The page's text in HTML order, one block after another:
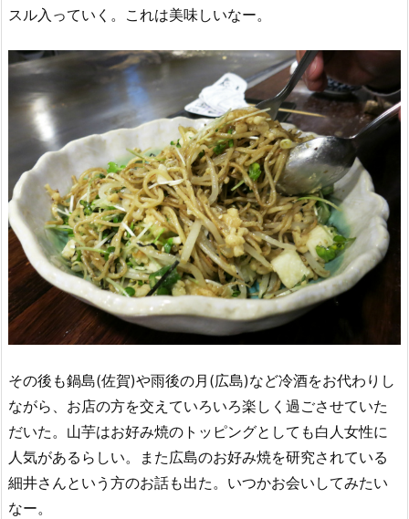
スル入っていく。これは美味しいなー。
その後も鍋島(佐賀)や雨後の月(広島)など冷酒をお代わりし
ながら、お店の方を交えていろいろ楽しく過ごさせていた
だいた。山芋はお好み焼のトッピングとしても白人女性に
人気があるらしい。また広島のお好み焼を研究されている
細井さんという方のお話も出た。いつかお会いしてみたい
なー。